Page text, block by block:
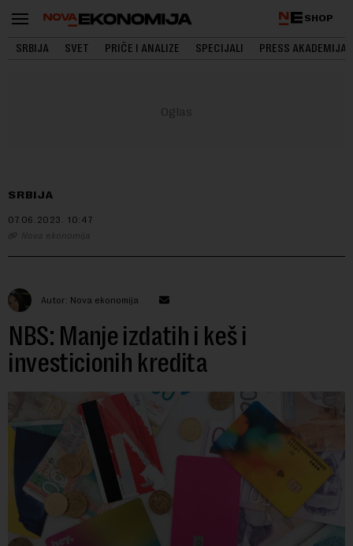
SHOP
SRBIJA SVET PRIČE I ANALIZE SPECIJALI PRESS AKADEMIJA
SRBIJA
07.06.2023. 10:47
Nova ekonomija
Autor: Nova ekonomija
NBS: Manje izdatih i keš i
investicionih kredita